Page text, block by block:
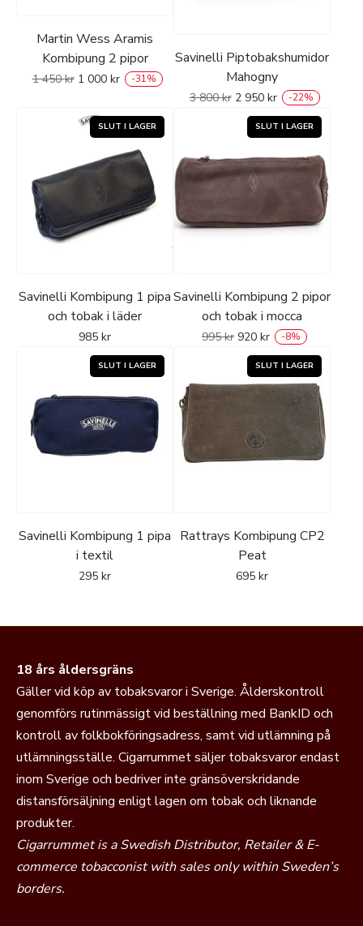
Martin Wess Aramis
Kombipung 2 pipor
1 450kr 1 000 kr -31%
Savinelli Piptobakshumidor
Mahogny
3 800kr 2 950 kr -22%
Savinelli Kombipung 1 pipa
och tobak i läder
985 kr
Savinelli Kombipung 2 pipor
och tobak i mocca
995kr 920 kr -8%
Savinelli Kombipung 1 pipa
i textil
295 kr
Rattrays Kombipung CP2
Peat
695 kr
18 års åldersgräns
Gäller vid köp av tobaksvaror i Sverige. Ålderskontroll
genomförs rutinmässigt vid beställning med BankID och
kontroll av folkbokföringsadress, samt vid utlämning på
utlämningsställe. Cigarrummet säljer tobaksvaror endast
inom Sverige och bedriver inte gränsöverskridande
distansförsäljning enligt lagen om tobak och liknande
produkter.
Cigarrummet is a Swedish Distributor, Retailer & E-
commerce tobacconist with sales only within Sweden’s
borders.